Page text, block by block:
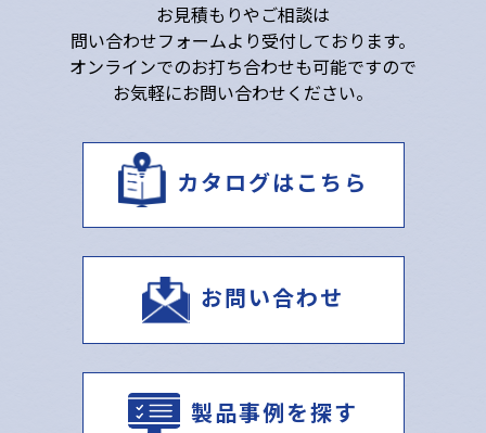
お見積もりやご相談は
問い合わせフォームより受付しております。
オンラインでのお打ち合わせも可能ですので
お気軽にお問い合わせください。
カタログはこちら
お問い合わせ
製品事例を探す